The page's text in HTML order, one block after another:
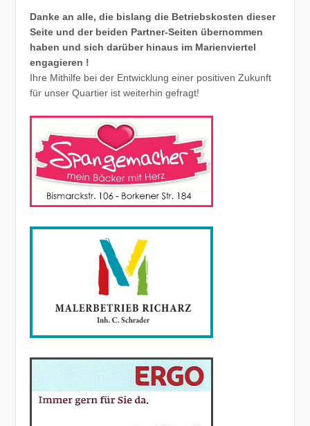
Danke an alle, die bislang die Betriebskosten dieser
Seite und der beiden Partner-Seiten übernommen
haben und sich darüber hinaus im Marienviertel
engagieren !
Ihre Mithilfe bei der Entwicklung einer positiven Zukunft
für unser Quartier ist weiterhin gefragt!